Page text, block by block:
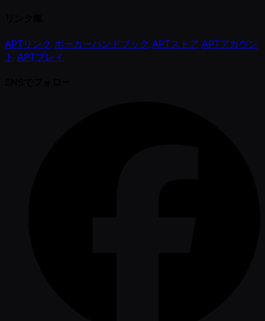
APTリンク ポーカーハンドブック APTストア APTアカウン
ト APTプレイ